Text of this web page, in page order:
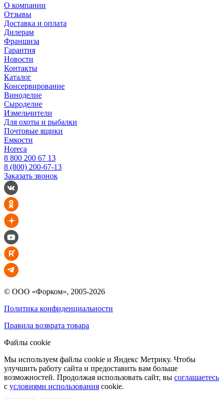
О компании
Отзывы
Доставка и оплата
Дилерам
Франшиза
Гарантия
Новости
Контакты
Каталог
Консервирование
Виноделие
Сыроделие
Измельчители
Для охоты и рыбалки
Почтовые ящики
Емкости
Horeca
8 800 200 67 13
8 (800) 200-67-13
Заказать звонок
© ООО «Форком», 2005-2026
Политика конфиденциальности
Правила возврата товара
Файлы cookie
Мы используем файлы cookie и Яндекс Метрику. Чтобы
улучшить работу сайта и предоставить вам больше
возможностей. Продолжая использовать сайт, вы соглашаетесь
с условиями использования cookie.